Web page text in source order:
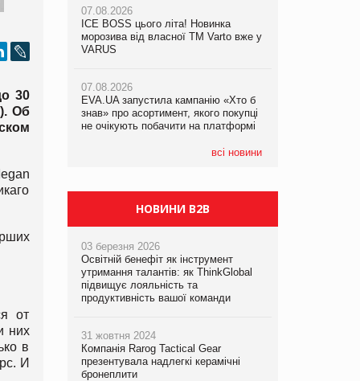
30
Об
от
них
в
И
07.08.2026
ICE BOSS цього літа! Новинка
морозива від власної ТМ Varto вже у
VARUS
07.08.2026
EVA.UA запустила кампанію «Хто б
знав» про асортимент, якого покупці
не очікують побачити на платформі
всі новини
06.08.2026
Смачна новинка для хвостатих: у
VARUS з’явилися паучі Varto Paw
05.08.2026
Мережа супермаркетів VARUS купує
мережу магазинів формату
компанія налічуватиме 374 магазини
07.08.2026
Франція заборонила рекламні дзвінки
НОВИНИ B2B
03 березня 2026
Освітній бенефіт як інструмент
утримання талантів: як ThinkGlobal
підвищує лояльність та
продуктивність вашої команди
31 жовтня 2024
Компанія Rarog Tactical Gear
презентувала надлегкі керамічні
бронеплити